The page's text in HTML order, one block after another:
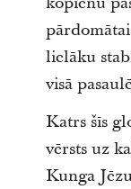
lielāku
visā
Katrs šīs
vērsts uz
Kunga